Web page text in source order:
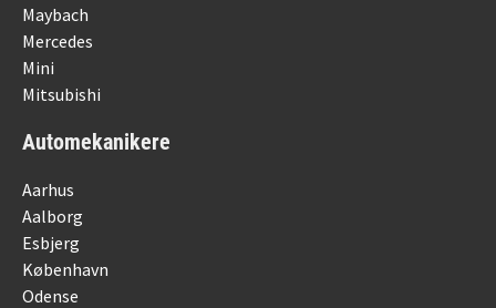
Maybach
Mercedes
Mini
Mitsubishi
Automekanikere
Aarhus
Aalborg
Esbjerg
København
Odense